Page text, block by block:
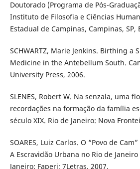
Doutorado (Programa de Pós-
Instituto de Filosofia e Ciências
Estadual de Campinas, Campinas, SP,
SCHWARTZ, Marie Jenkins. Birthing a
Medicine in the Antebellum South.
University Press, 2006.
SLENES, Robert W. Na senzala, uma
recordações na formação da família
século XIX. Rio de Janeiro: Nova
SOARES, Luiz Carlos. O “Povo de
A Escravidão Urbana no Rio de
Janeiro: Faperj; 7Letras, 2007.